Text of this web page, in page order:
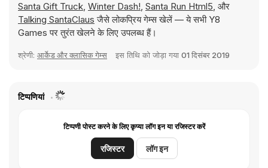
Santa Gift Truck, Winter Dash!, Santa Run Html5, और
Talking SantaClaus जैसे लोकप्रिय गेम्स खेलें — ये सभी Y8
Games पर तुरंत खेलने के लिए उपलब्ध हैं।
श्रेणी: आर्केड और क्लासिक गेम्स इस तिथि को जोड़ा गया 01 दिसंबर 2019
टिप्पणियां
टिप्पणी पोस्ट करने के लिए कृप्या लॉग इन या रजिस्टर करें
रजिस्टर लॉग इन